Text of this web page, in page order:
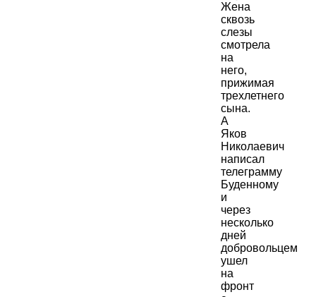
Жена
сквозь
слезы
смотрела
на
него,
прижимая
трехлетнего
сына.
А
Яков
Николаевич
написал
телеграмму
Буденному
и
через
несколько
дней
добровольцем
ушел
на
фронт